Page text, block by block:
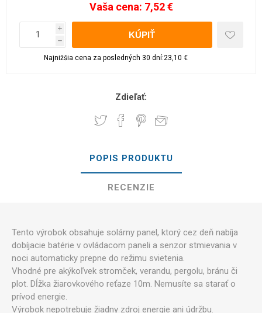
Vaša cena: 7,52 €
i
h
Najnižšia cena za posledných 30 dní:23,10 €
Zdieľať:
POPIS PRODUKTU
RECENZIE
Tento výrobok obsahuje solárny panel, ktorý cez deň nabíja
dobíjacie batérie v ovládacom paneli a senzor stmievania v
noci automaticky prepne do režimu svietenia.
Vhodné pre akýkoľvek stromček, verandu, pergolu, bránu či
plot. Dĺžka žiarovkového reťaze 10m. Nemusíte sa starať o
prívod energie.
Výrobok nepotrebuje žiadny zdroj energie ani údržbu.